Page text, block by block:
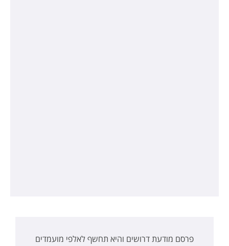
פרסם מודעת דרושים והיא תחשף לאלפי מועמדים